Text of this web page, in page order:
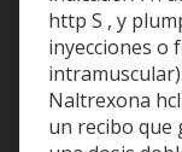
http S , y
inyecciones o
Naltrexona
un recibo que